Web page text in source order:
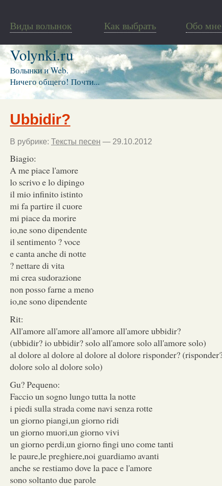
Виды волынок Как выбрать Обо мне
Volynki.ru
Волынки и Web.
Ничего общего! Почти...
Ubbidir?
В рубрике: Тексты песен — 29.10.2012
Biagio:
A me piace l'amore
lo scrivo e lo dipingo
il mio infinito istinto
mi fa partire il cuore
mi piace da morire
io,ne sono dipendente
il sentimento ? voce
e canta anche di notte
? nettare di vita
mi crea sudorazione
non posso farne a meno
io,ne sono dipendente
Rit:
All'amore all'amore all'amore all'amore ubbidir?
(ubbidir? io ubbidir? solo all'amore solo all'amore solo)
al dolore al dolore al dolore al dolore risponder?
dolore solo al dolore solo)
Gu? Pequeno:
Faccio un sogno lungo tutta la notte
i piedi sulla strada come navi senza rotte
un giorno piangi,un giorno ridi
un giorno muori,un giorno vivi
un giorno perdi,un giorno fingi uno come tanti
le paure,le preghiere,noi guardiamo avanti
anche se restiamo dove la pace e l'amore
sono soltanto due parole